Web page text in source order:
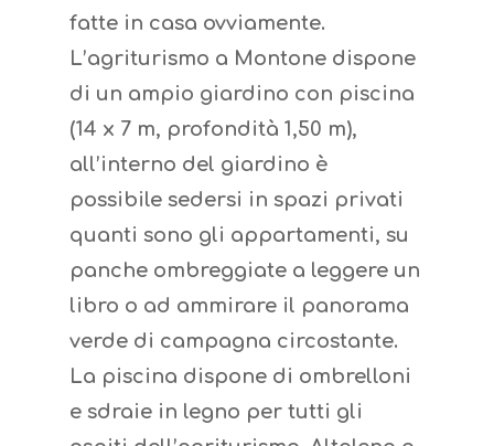
fatte in casa ovviamente.
L’agriturismo a Montone dispone
di un ampio giardino con piscina
(14 x 7 m, profondità 1,50 m),
all’interno del giardino è
possibile sedersi in spazi privati
quanti sono gli appartamenti, su
panche ombreggiate a leggere un
libro o ad ammirare il panorama
verde di campagna circostante.
La piscina dispone di ombrelloni
e sdraie in legno per tutti gli